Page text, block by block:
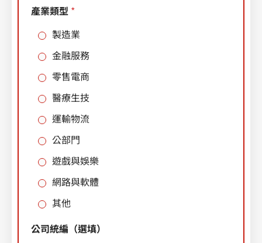
產業類型 *
製造業
金融服務
零售電商
醫療生技
運輸物流
公部門
遊戲與娛樂
網路與軟體
其他
公
公司統編（選填）